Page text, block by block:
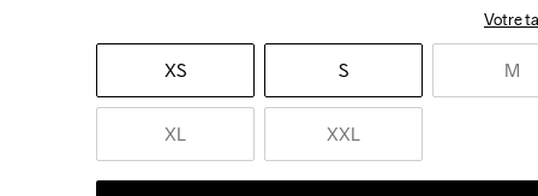
Votre
XS S M
XL XXL